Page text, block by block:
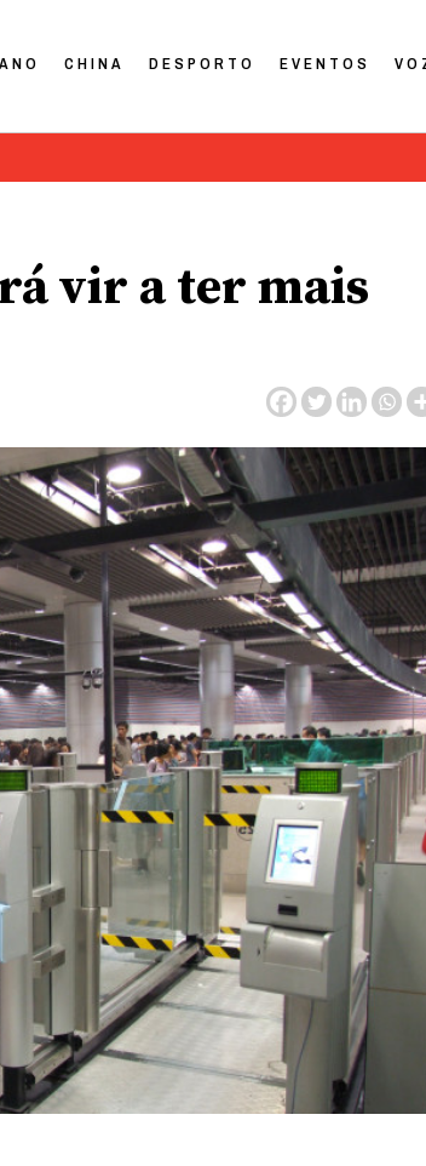
CHINA DESPORTO EVENTOS
vir a ter mais